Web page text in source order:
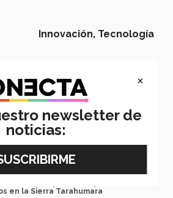
Innovación, Tecnología
mexicana gana beca de maestría
en la Sierra Tarahumara
×
newsletter de
noticias: